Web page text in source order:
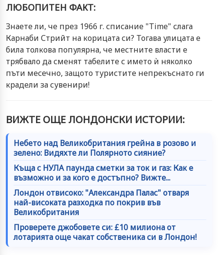
ЛЮБОПИТЕН ФАКТ:
Знаете ли, че през 1966 г. списание "Time" слага
Карнаби Стрийт на корицата си? Тогава улицата е
била толкова популярна, че местните власти е
трябвало да сменят табелите с името ѝ няколко
пъти месечно, защото туристите непрекъснато ги
крадели за сувенири!
ВИЖТЕ ОЩЕ ЛОНДОНСКИ ИСТОРИИ:
Небето над Великобритания грейна в розово и
зелено: Видяхте ли Полярното сияние?
Къща с НУЛА паунда сметки за ток и газ: Как е
възможно и за кого е достъпно? Вижте...
Лондон отвисоко: "Александра Палас" отваря
най-високата разходка по покрив във
Великобритания
Проверете джобовете си: £10 милиона от
лотарията още чакат собственика си в Лондон!